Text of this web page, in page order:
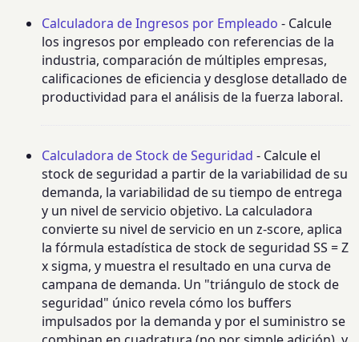
Calculadora de Ingresos por Empleado - Calcule
los ingresos por empleado con referencias de la
industria, comparación de múltiples empresas,
calificaciones de eficiencia y desglose detallado de
productividad para el análisis de la fuerza laboral.
Calculadora de Stock de Seguridad - Calcule el
stock de seguridad a partir de la variabilidad de su
demanda, la variabilidad de su tiempo de entrega
y un nivel de servicio objetivo. La calculadora
convierte su nivel de servicio en un z-score, aplica
la fórmula estadística de stock de seguridad SS = Z
x sigma, y muestra el resultado en una curva de
campana de demanda. Un "triángulo de stock de
seguridad" único revela cómo los buffers
impulsados por la demanda y por el suministro se